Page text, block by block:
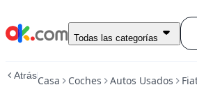
Usado
2.2
Todas las categorías
AtrásCasa Coches Autos Usados